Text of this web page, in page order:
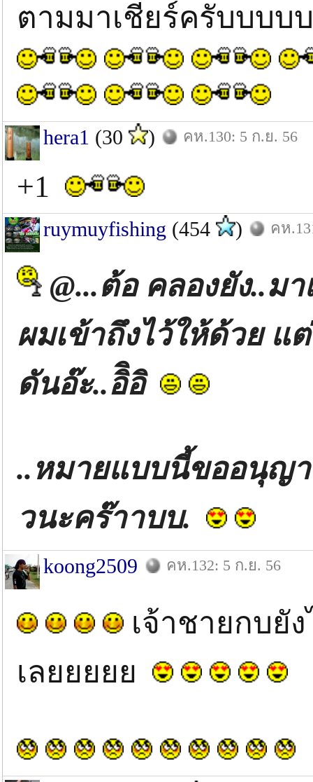
ตามมาเชียร์ครับบบบ
hera1 (30 ) คห.130: 5 ก.ย. 56
+1
ruymuyfishing (454 ) คห
@...ต้อ คลองยัง..ม
ผมเข้าถึงไว้ให้ด้วย แ
ดันอ๊ะ..อิิอิ
..หมายแบบนี้ขออนุญา
วนะคร๊าาบบ.
koong2509 คห.132: 5 ก.ย. 56
เจ้าชายกบยั
เลยยยยย